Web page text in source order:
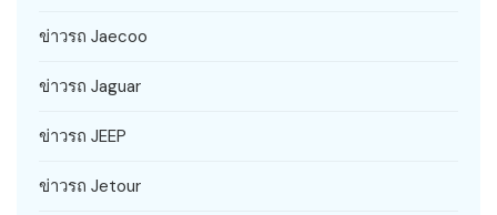
ข่าวรถ Jaecoo
ข่าวรถ Jaguar
ข่าวรถ JEEP
ข่าวรถ Jetour